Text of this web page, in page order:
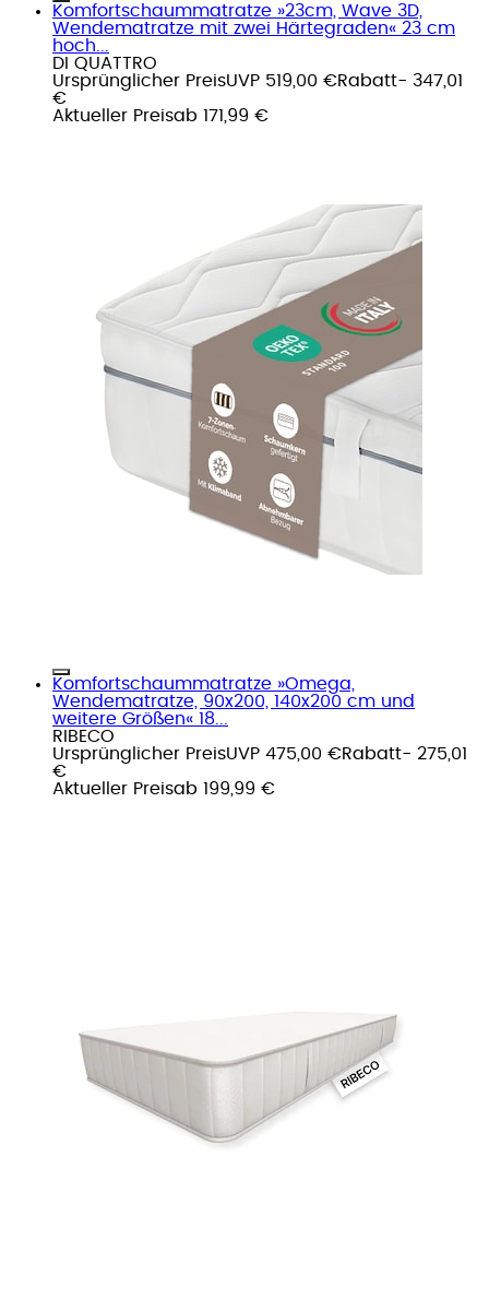
Komfortschaummatratze »23cm, Wave 3D,
Wendematratze mit zwei Härtegraden« 23 cm
hoch...
DI QUATTRO
Ursprünglicher PreisUVP 519,00 €Rabatt- 347,01
€
Aktueller Preisab 171,99 €
Komfortschaummatratze »Omega,
Wendematratze, 90x200, 140x200 cm und
weitere Größen« 18...
RIBECO
Ursprünglicher PreisUVP 475,00 €Rabatt- 275,01
€
Aktueller Preisab 199,99 €